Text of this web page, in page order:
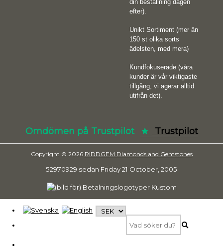
din beställning dagen
efter).
Unikt Sortiment (mer än
150 st olika sorts
ädelsten, med mera)
Kundfokuserade (våra
kunder är vår viktigaste
tillgång, vi agerar alltid
utifrån det).
Omdömen på Trustpilot Trustpilot
Copyright © 2026 RIDDGEM Diamonds and Gemstones
52970929 sedan Friday 21 October, 2005